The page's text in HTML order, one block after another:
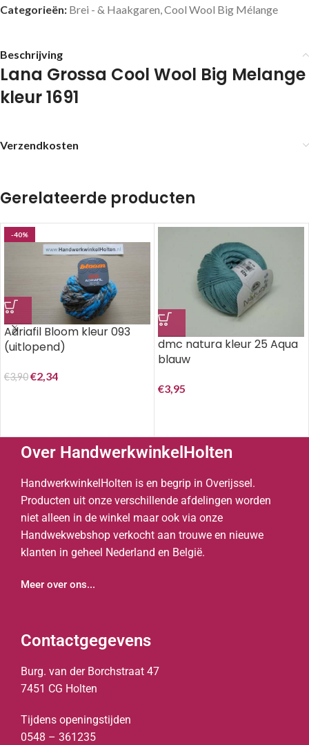
Categorieën: Brei - & Haakgaren,Cool Wool Big Mélange
Beschrijving
Lana Grossa Cool Wool Big Melange
kleur 1691
Verzendkosten
Gerelateerde producten
-40%
Adriafil Bloom kleur 093
(uitlopend)
€3,90€2,34
dmc natura kleur 25 Aqua
blauw
€3,95
Over HandwerkwinkelHolten
HandwerkwinkelHolten is en begrip in Overijssel.
Producten uit onze verschillende afdelingen worden
niet alleen in de winkel maar ook via onze
Handwekwebshop verkocht aan trouwe en nieuwe
klanten in geheel Nederland en België.
Meer over ons...
Contactgegevens
Burg. van der Borchstraat 47
7451 CG Holten
Tijdens openingstijden
0548 – 361235